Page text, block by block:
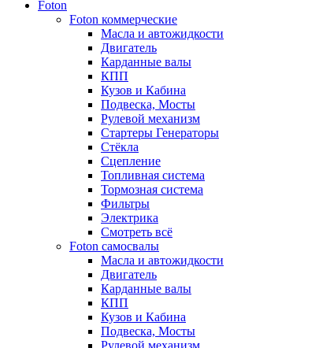
Foton
Foton коммерческие
Масла и автожидкости
Двигатель
Карданные валы
КПП
Кузов и Кабина
Подвеска, Мосты
Рулевой механизм
Стартеры Генераторы
Стёкла
Сцепление
Топливная система
Тормозная система
Фильтры
Электрика
Смотреть всё
Foton самосвалы
Масла и автожидкости
Двигатель
Карданные валы
КПП
Кузов и Кабина
Подвеска, Мосты
Рулевой механизм